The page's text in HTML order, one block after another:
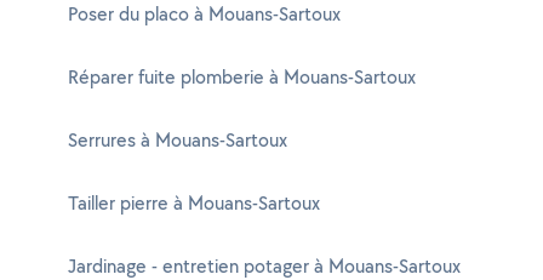
Poser du placo à Mouans-Sartoux
Réparer fuite plomberie à Mouans-Sartoux
Serrures à Mouans-Sartoux
Tailler pierre à Mouans-Sartoux
Jardinage - entretien potager à Mouans-Sartoux